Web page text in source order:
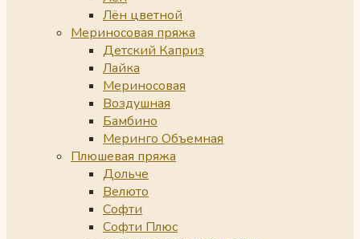
Лён цветной
Мериносовая пряжа
Детский Каприз
Лайка
Мериносовая
Воздушная
Бамбино
Меринго Объемная
Плюшевая пряжа
Дольче
Велюто
Софти
Софти Плюс